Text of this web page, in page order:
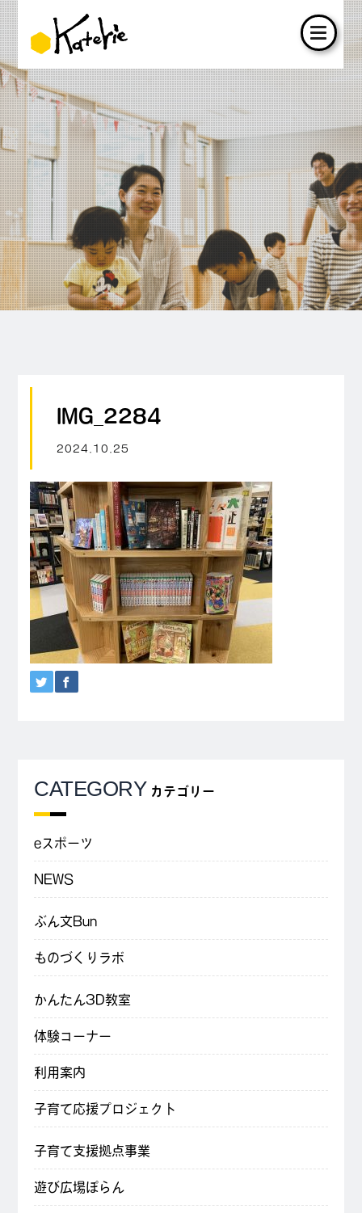
IMG_2284
2024.10.25
CATEGORY カテゴリー
eスポーツ
NEWS
ぶん文Bun
ものづくりラボ
かんたん3D教室
体験コーナー
利用案内
子育て応援プロジェクト
子育て支援拠点事業
遊び広場ぽらん